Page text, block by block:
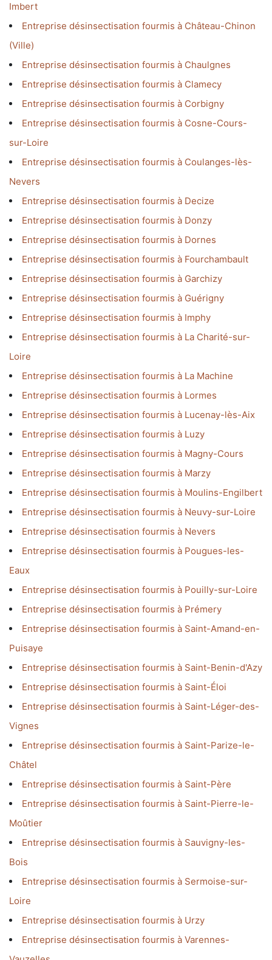
Imbert
Entreprise désinsectisation fourmis à Château-Chinon
(Ville)
Entreprise désinsectisation fourmis à Chaulgnes
Entreprise désinsectisation fourmis à Clamecy
Entreprise désinsectisation fourmis à Corbigny
Entreprise désinsectisation fourmis à Cosne-Cours-
sur-Loire
Entreprise désinsectisation fourmis à Coulanges-lès-
Nevers
Entreprise désinsectisation fourmis à Decize
Entreprise désinsectisation fourmis à Donzy
Entreprise désinsectisation fourmis à Dornes
Entreprise désinsectisation fourmis à Fourchambault
Entreprise désinsectisation fourmis à Garchizy
Entreprise désinsectisation fourmis à Guérigny
Entreprise désinsectisation fourmis à Imphy
Entreprise désinsectisation fourmis à La Charité-sur-
Loire
Entreprise désinsectisation fourmis à La Machine
Entreprise désinsectisation fourmis à Lormes
Entreprise désinsectisation fourmis à Lucenay-lès-Aix
Entreprise désinsectisation fourmis à Luzy
Entreprise désinsectisation fourmis à Magny-Cours
Entreprise désinsectisation fourmis à Marzy
Entreprise désinsectisation fourmis à Moulins-Engilbert
Entreprise désinsectisation fourmis à Neuvy-sur-Loire
Entreprise désinsectisation fourmis à Nevers
Entreprise désinsectisation fourmis à Pougues-les-
Eaux
Entreprise désinsectisation fourmis à Pouilly-sur-Loire
Entreprise désinsectisation fourmis à Prémery
Entreprise désinsectisation fourmis à Saint-Amand-en-
Puisaye
Entreprise désinsectisation fourmis à Saint-Benin-d'Azy
Entreprise désinsectisation fourmis à Saint-Éloi
Entreprise désinsectisation fourmis à Saint-Léger-des-
Vignes
Entreprise désinsectisation fourmis à Saint-Parize-le-
Châtel
Entreprise désinsectisation fourmis à Saint-Père
Entreprise désinsectisation fourmis à Saint-Pierre-le-
Moûtier
Entreprise désinsectisation fourmis à Sauvigny-les-
Bois
Entreprise désinsectisation fourmis à Sermoise-sur-
Loire
Entreprise désinsectisation fourmis à Urzy
Entreprise désinsectisation fourmis à Varennes-